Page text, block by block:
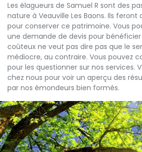
Les élagueurs de Samuel R sont des
nature à Veauville Les Baons. Ils feront
pour conserver ce patrimoine. Vous
une demande de devis pour bénéficier
coûteux ne veut pas dire pas que le
médiocre, au contraire. Vous pouvez
pour les questionner sur nos services.
chez nous pour voir un aperçu des
par nos émondeurs bien formés.